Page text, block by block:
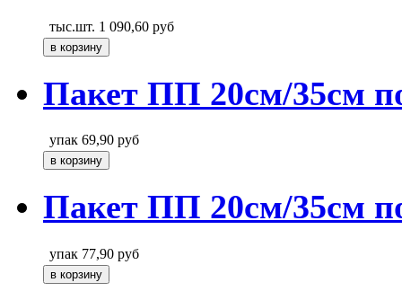
тыс.шт. 1 090,60 руб
Пакет ПП 20см/35см
упак 69,90 руб
Пакет ПП 20см/35см
упак 77,90 руб